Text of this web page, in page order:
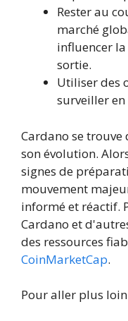
Rester au
marché
influencer
sortie.
Utiliser des
surveiller
Cardano se
son évolution.
signes de
mouvement
informé et réactif.
Cardano et
des ressources
CoinMarketCap.
Pour aller plus loin